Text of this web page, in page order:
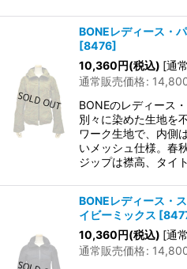
BONEレディース・
[8476]
10,360円(税込) [通
通常販売価格:
BONEのレディース
別々に染めた生地を
ワーク生地で、内側
いメッシュ仕様。春
ジップは襟高、タイ
BONEレディース・
イビーミックス [
10,360円(税込) [通
通常販売価格: